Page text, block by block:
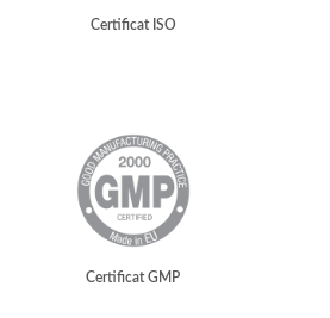
Certificat ISO
Certificat GMP